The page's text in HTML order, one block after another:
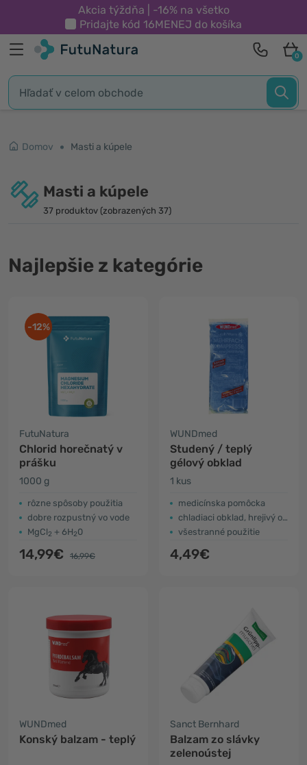
Akcia týždňa | -16% na všetko
Pridajte kód 16MENEJ do košíka
0
Domov Masti a kúpele
Masti a kúpele
37 produktov (zobrazených 37)
Najlepšie z kategórie
-12%
FutuNatura
Chlorid horečnatý v
prášku
1000 g
rôzne spôsoby použitia
dobre rozpustný vo vode
MgCl2 + 6H20
14,99€ 16,99€
WUNDmed
Studený / teplý
gélový obklad
1 kus
medicínska pomôcka
chladiaci obklad, hrejivý obklad
všestranné použitie
4,49€
WUNDmed
Konský balzam - teplý
Sanct Bernhard
Balzam zo slávky
zelenoústej